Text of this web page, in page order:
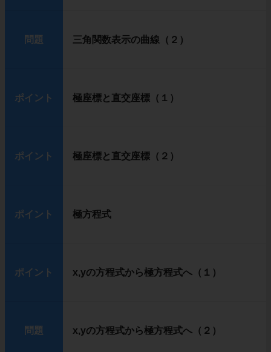
問題 三角関数表示の曲線（２）
ポイント 極座標と直交座標（１）
ポイント 極座標と直交座標（２）
ポイント 極方程式
ポイント x,yの方程式から極方程式へ（１）
問題 x,yの方程式から極方程式へ（２）